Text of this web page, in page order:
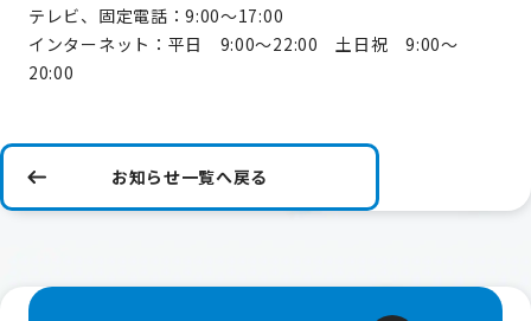
テレビ、固定電話：9:00～17:00
インターネット：平日 9:00～22:00 土日祝 9:00～
20:00
お知らせ一覧へ戻る